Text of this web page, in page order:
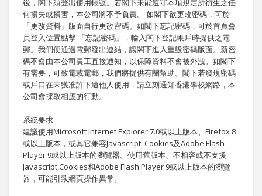
後，閣下須登出使用帳號。若閣下未能遵守本項規定所衍生之任
何損失或損害，本公司將不予負責。 如閣下欲更改密碼，可於
「更改資料」版面自行更改密碼。如閣下忘記密碼，可於首頁會
員登入位置點擊 「忘記密碼」，輸入閣下登記帳戶時提供之電
郵。我們便通過電郵發出連結，讓閣下進入重設密碼版面。新密
碼不會由本公司員工直接通知，以保障資料不會被外洩。如閣下
有需要，可致電或電郵，我們將提供有關幫助。閣下若發現密碼
或戶口在未獲准許下遭他人使用，請立刻通知香港學校網路，本
公司會採取相應的行動。
系統要求
建議使用Microsoft Internet Explorer 7.0或以上版本、Firefox 8
或以上版本，或其它兼容Javascript, Cookies及Adobe Flash
Player 9或以上版本的瀏覽器。使用舊版本、不相容或不支援
Javascript,Cookies和Adobe Flash Player 9或以上版本的瀏覽
器，可能引致網頁操作異常。